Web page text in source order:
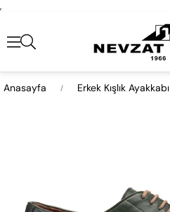
,
Anasayfa Erkek Kışlık Ayakkabı